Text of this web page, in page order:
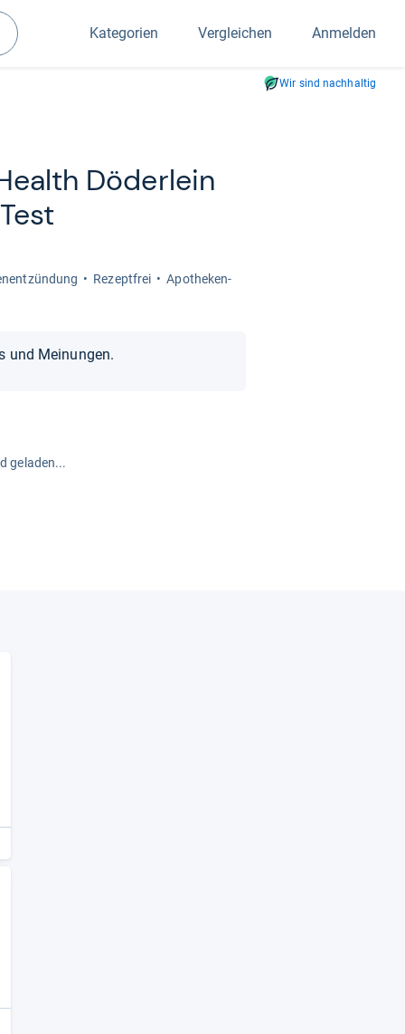
Kategorien Vergleichen Anmelden
Wir sind nachhaltig
Döder­lein
Rezept­frei Apo­the­ken­
und Meinungen.
geladen...